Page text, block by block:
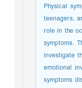
Physical
teenagers,
role in the
symptoms.
investigate
emotional
symptoms